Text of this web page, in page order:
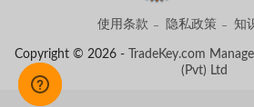
使用条款 隐私政策 知
Copyright © 2026 - TradeKey.com
(Pvt) Ltd